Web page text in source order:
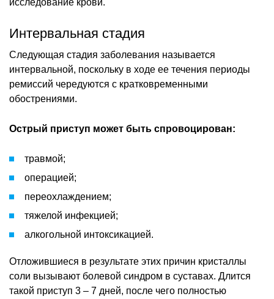
Интервальная стадия
Следующая стадия заболевания называется
интервальной, поскольку в ходе ее течения периоды
ремиссий чередуются с кратковременными
обострениями.
Острый приступ может быть спровоцирован:
травмой;
операцией;
переохлаждением;
тяжелой инфекцией;
алкогольной интоксикацией.
Отложившиеся в результате этих причин кристаллы
соли вызывают болевой синдром в суставах. Длится
такой приступ 3 – 7 дней, после чего полностью